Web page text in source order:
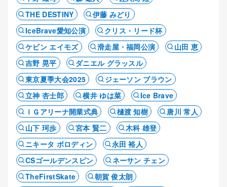
THE DESTINY
伊藤 みどり
IceBrave愛知公演
クリス・リード杯
ケビン エイモズ
滑走屋・福岡公演
山田 恵
吉野 晃平
ダニエル グラッスル
東京夏季大会2025
ジェーソン ブラウン
立神 杏士郎
横井 ゆは菜
Ice Brave
ＩＧアリーナ開業式典
樋渡 知樹
唐川 常人
山下 珂歩
宮本 賢二
木科 雄登
ニキータ ボロディン
永田 裕人
CSゴールデンスピン
ネーサン チェン
TheFirstSkate
朝賀 俊太朗